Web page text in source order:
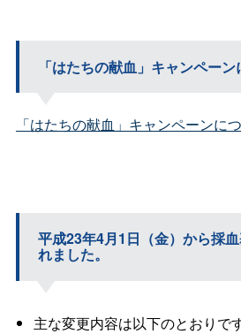
「はたちの献血」キャンペー
「はたちの献血」キャンペーンに
平成23年4月1日（金）から採
れました。
主な変更内容は以下のとおりです